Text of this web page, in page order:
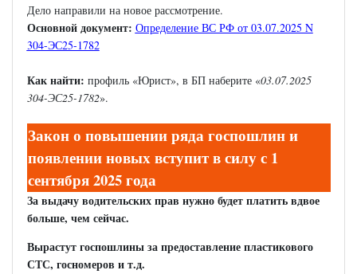
Дело направили на новое рассмотрение.
Основной документ: Определение ВС РФ от 03.07.2025 N
304-ЭС25-1782
Как найти: профиль «Юрист», в БП наберите «03.07.2025
304-ЭС25-1782».
Закон о повышении ряда госпошлин и
появлении новых вступит в силу с 1
сентября 2025 года
За выдачу водительских прав нужно будет платить вдвое
больше, чем сейчас.
Вырастут госпошлины за предоставление пластикового
СТС, госномеров и т.д.